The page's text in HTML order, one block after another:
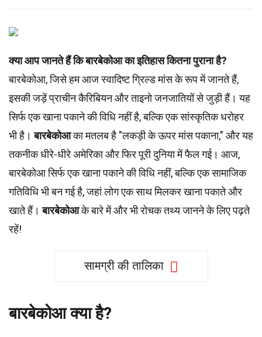
क्या आप जानते हैं कि बारबेकोआ का इतिहास कितना पुराना है?
बारबेकोआ, जिसे हम आज स्वादिष्ट ग्रिल्ड मांस के रूप में जानते हैं,
इसकी जड़ें प्राचीन कैरिबियन और ताइनो जनजातियों से जुड़ी हैं। यह
सिर्फ एक खाना पकाने की विधि नहीं है, बल्कि एक सांस्कृतिक धरोहर
भी है।बारबेकोआका मतलब है "लकड़ी के ऊपर मांस पकाना," और यह
तकनीक धीरे-धीरे अमेरिका और फिर पूरी दुनिया में फैल गई। आज,
बारबेकोआ सिर्फ एक खाना पकाने की विधि नहीं, बल्कि एक सामाजिक
गतिविधि भी बन गई है, जहां लोग एक साथ मिलकर खाना पकाते और
खाते हैं।बारबेकोआके बारे में और भी रोचक तथ्य जानने के लिए पढ़ते
रहें!
सामग्री की तालिका
बारबेकोआ क्या है?